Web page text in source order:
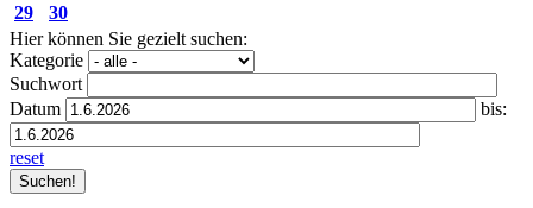
29
30
Hier können Sie gezielt suchen:
Kategorie
Suchwort
Datum
bis:
reset